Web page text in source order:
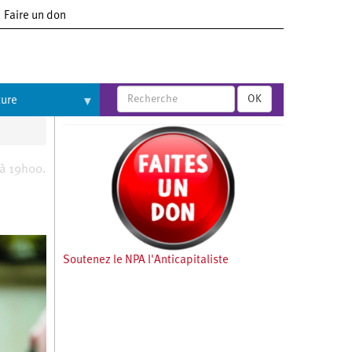
Faire un don
OK
19h00.
Soutenez le NPA l'Anticapitaliste